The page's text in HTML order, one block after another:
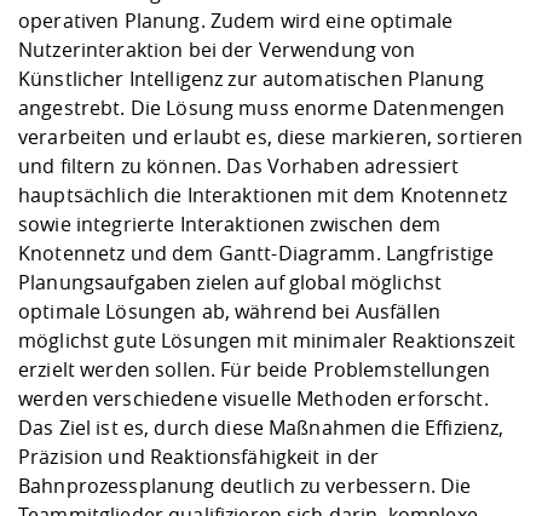
Jobs, Praktika,
operativen Planung. Zudem wird eine optimale
Nutzerinteraktion bei der Verwendung von
Künstlicher Intelligenz zur automatischen Planung
angestrebt. Die Lösung muss enorme Datenmengen
verarbeiten und erlaubt es, diese markieren, sortieren
und filtern zu können. Das Vorhaben adressiert
hauptsächlich die Interaktionen mit dem Knotennetz
sowie integrierte Interaktionen zwischen dem
Knotennetz und dem Gantt-Diagramm. Langfristige
Planungsaufgaben zielen auf global möglichst
optimale Lösungen ab, während bei Ausfällen
möglichst gute Lösungen mit minimaler Reaktionszeit
erzielt werden sollen. Für beide Problemstellungen
werden verschiedene visuelle Methoden erforscht.
Das Ziel ist es, durch diese Maßnahmen die Effizienz,
Präzision und Reaktionsfähigkeit in der
Bahnprozessplanung deutlich zu verbessern. Die